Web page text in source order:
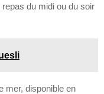
repas du midi ou du soir
mer, disponible en